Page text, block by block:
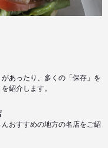
あったり、多くの「保存」を
紹介します。
おすすめの地方の名店をご紹